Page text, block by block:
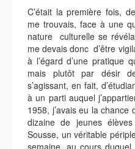
C’était la première fois,
me trouvais, face à une
nature culturelle se
me devais donc d’être
à l’égard d’une pratique
mais plutôt par désir
s’agissant, en fait,
à un parti auquel
1958, j’avais eu la chance
dizaine de jeunes
Sousse, un véritable
semaine, au cours